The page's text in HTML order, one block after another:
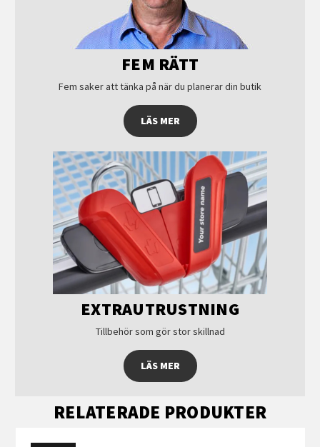
FEM RÄTT
Fem saker att tänka på när du planerar din butik
LÄS MER
EXTRAUTRUSTNING
Tillbehör som gör stor skillnad
LÄS MER
RELATERADE PRODUKTER